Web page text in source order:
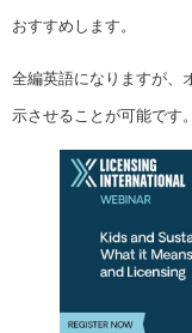
おすすめします。
全編英語になりますが、
示させることが可能です。